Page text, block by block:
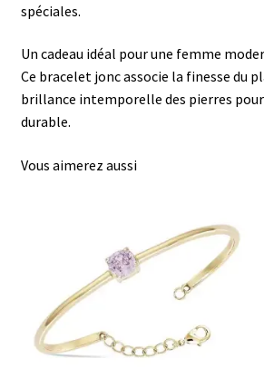
spéciales.
Un cadeau idéal pour une femme
Ce bracelet jonc associe la finesse du
brillance intemporelle des pierres
durable.
Vous aimerez aussi